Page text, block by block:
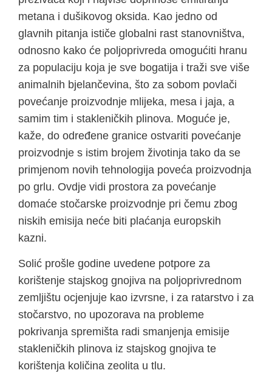
metana i dušikovog oksida. Kao jedno od
glavnih pitanja ističe globalni rast stanovništva,
odnosno kako će poljoprivreda omogućiti hranu
za populaciju koja je sve bogatija i traži sve više
animalnih bjelančevina, što za sobom povlači
povećanje proizvodnje mlijeka, mesa i jaja, a
samim tim i stakleničkih plinova. Moguće je,
kaže, do određene granice ostvariti povećanje
proizvodnje s istim brojem životinja tako da se
primjenom novih tehnologija poveća proizvodnja
po grlu. Ovdje vidi prostora za povećanje
domaće stočarske proizvodnje pri čemu zbog
niskih emisija neće biti plaćanja europskih
kazni.
Solić prošle godine uvedene potpore za
korištenje stajskog gnojiva na poljoprivrednom
zemljištu ocjenjuje kao izvrsne, i za ratarstvo i za
stočarstvo, no upozorava na probleme
pokrivanja spremišta radi smanjenja emisije
stakleničkih plinova iz stajskog gnojiva te
korištenja količina zeolita u tlu.